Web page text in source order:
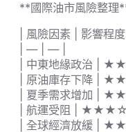
**國際油市風險整理
| 風險因素 | 影響程度 |
| — | — |
| 中東地緣政治 |
| 原油庫存下降 |
| 夏季需求增加 |
| 航運受阻 |
| 全球經濟放緩 |